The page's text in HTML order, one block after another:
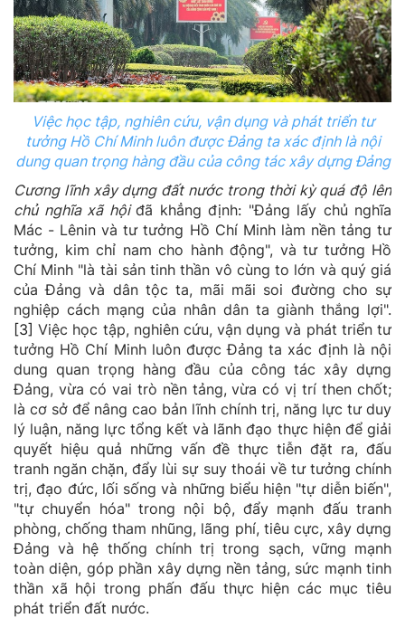
Việc học tập, nghiên cứu, vận dụng và phát triển tư
tưởng Hồ Chí Minh luôn được Đảng ta xác định là nội
dung quan trọng hàng đầu của công tác xây dựng Đảng
Cương lĩnh xây dựng đất nước trong thời kỳ quá độ lên
chủ nghĩa xã hội đã khẳng định: "Đảng lấy chủ nghĩa
Mác - Lênin và tư tưởng Hồ Chí Minh làm nền tảng tư
tưởng, kim chỉ nam cho hành động", và tư tưởng Hồ
Chí Minh "là tài sản tinh thần vô cùng to lớn và quý giá
của Đảng và dân tộc ta, mãi mãi soi đường cho sự
nghiệp cách mạng của nhân dân ta giành thắng lợi".
[3] Việc học tập, nghiên cứu, vận dụng và phát triển tư
tưởng Hồ Chí Minh luôn được Đảng ta xác định là nội
dung quan trọng hàng đầu của công tác xây dựng
Đảng, vừa có vai trò nền tảng, vừa có vị trí then chốt;
là cơ sở để nâng cao bản lĩnh chính trị, năng lực tư duy
lý luận, năng lực tổng kết và lãnh đạo thực hiện để giải
quyết hiệu quả những vấn đề thực tiễn đặt ra, đấu
tranh ngăn chặn, đẩy lùi sự suy thoái về tư tưởng chính
trị, đạo đức, lối sống và những biểu hiện "tự diễn biến",
"tự chuyển hóa" trong nội bộ, đẩy mạnh đấu tranh
phòng, chống tham nhũng, lãng phí, tiêu cực, xây dựng
Đảng và hệ thống chính trị trong sạch, vững mạnh
toàn diện, góp phần xây dựng nền tảng, sức mạnh tinh
thần xã hội trong phấn đấu thực hiện các mục tiêu
phát triển đất nước.